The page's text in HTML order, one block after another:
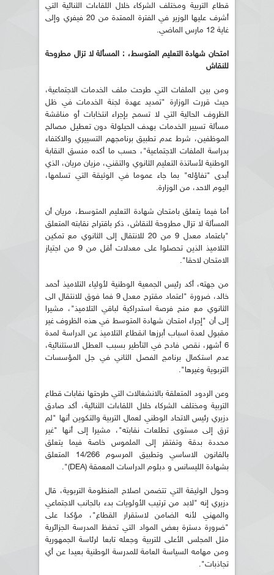
قطاع التربية ومختلف الشركاء خلال اللقاءات الثنائية التي
أشرف عليها الوزير في الفترة الممتدة من 20 فيفري وإلى
غاية 12 مارس الماضي.
امتحان شهادة التعليم المتوسط، : المسألة لا تزال مطروحة
للنقاش
ومن بين الملفات التي طرحت ملف الخدمات الاجتماعية،
حيث قررت الوزارة "تمديد عهدة لجنة الخدمات في ظل
الظروف الحالية التي لا تسمح بإجراء انتخابات أو مناقشة
مسألة تسيير الخدمات بهدف الحيلولة دون تعطيل مصالح
الموظفين، شرط عدم تطبيق برنامجهم التسييري والاكتفاء
بدراسة الملفات الاجتماعية"، حسب ما أكده منسق النقابة
الوطنية لأساتذة التعليم الثانوي والتقني، مزيان مريان، الذي
أبدى "تفاؤله" بما جاء عموما في الوثيقة التي تسلمها،
اليوم الاحد، من الوزارة.
أما فيما يتعلق بامتحان شهادة التعليم المتوسط، مريان أن
المسألة لا تزال مطروحة للنقاش، ذكر باقتراح نقابته المتعلق
"باعتماد معدل 9 من 20 للانتقال إلى الثانوي مع تمكين
التلاميذ الذين تحصلوا على معدلات أقل من 9 من اجتياز
الامتحان لاحقا".
من جهته، أكد رئيس الجمعية الوطنية لأولياء التلاميذ أحمد
خالد، ضرورة "اعتماد مقترح معدل 9 فما فوق للانتقال الى
الثانوي مع منح فرصة استدراكية لباقي التلاميذ"، مشيرا
إلى أن "إجراء امتحان شهادة المتوسط في هذه الظروف غير
مقبول لعدة اسباب أبرزها انقطاع التلاميذ عن الدراسة لمدة
6 أشهر، نقص فادح في التأطير بسبب العطل الاستثنائية،
عدم استكمال برنامج الفصل الثاني في جل المؤسسات
التربوية وغيرها".
وعن الردود المتعلقة بالانشغالات التي طرحتها نقابات قطاع
التربية ومختلف الشركاء خلال اللقاءات الثنائية، أكد صادق
دزيري رئيس الاتحاد الوطني لعمال التربية والتكوين أنها "لم
ترق إلى مستوى تطلعات نقابته"، مشيرا إلى أنها "غير
محددة بدقة وتفتقر إلى الملموس خاصة فيما يتعلق
بالقانون الاساسي وتطبيق المرسوم 14/266 المتعلق
بشهادة الليسانس و دبلوم الدراسات المعمقة (DEA)".
وحول الوثيقة التي تتضمن اصلاح المنظومة التربوية، قال
دزيري إنه "لابد من ترتيب الأولويات بدء بالجانب الاجتماعي
والمهني لأنه الضامن لاستقرار القطاع"، مؤكدا على
"ضرورة دسترة بعض المواد التي تحفظ المدرسة الجزائرية
مثل المجلس الأعلى للتربية وجعله تابعا لرئاسة الجمهورية
ومن مهامه السياسة العامة للمدرسة الوطنية بعيدا عن أي
تجاذبات".